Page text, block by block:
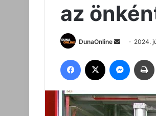
az
DunaOnline
Send
email
2024.
Facebook